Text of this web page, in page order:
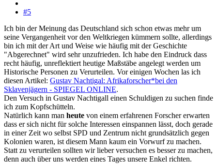
#5
Ich bin der Meinung das Deutschland sich schon etwas mehr um
seine Vergangenheit vor den Weltkriegen kümmern sollte, allerdings
bin ich mit der Art und Weise wie häufig mit der Geschichte
"Abgerechnet" wird sehr unzufrieden. Ich habe den Eindruck dass
recht häufig, unreflektiert heutige Maßstäbe angelegt werden um
Historische Personen zu Verurteilen. Vor einigen Wochen las ich
diesen Artikel: Gustav Nachtigal: Afrikaforscher*bei den
Sklavenjägern - SPIEGEL ONLINE.
Den Versuch in Gustav Nachtigall einen Schuldigen zu suchen finde
ich zum Kopfschütteln.
Natürlich kann man heute von einem erfahrenen Forscher erwarten
dass er sich nicht für solche Interessen einspannen lässt, doch gerade
in einer Zeit wo selbst SPD und Zentrum nicht grundsätzlich gegen
Kolonien waren, ist diesem Mann kaum ein Vorwurf zu machen.
Statt zu verurteilen sollten wir lieber versuchen es besser zu machen,
denn auch über uns werden eines Tages unsere Enkel richten.